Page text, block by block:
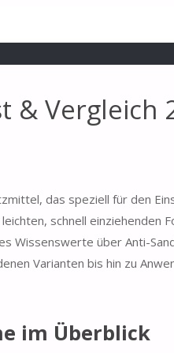
& Vergleich
das speziell für den
schnell einziehenden
Wissenswerte über Anti-
Varianten bis hin zu
im Überblick